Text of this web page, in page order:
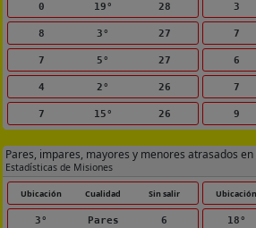
0 19° 28
8 3° 27
7 5° 27
4 2° 26
7 15° 26
3
7
6
7
9
Pares, impares, mayores y menores atrasados
Estadísticas de Misiones
Ubicación Cualidad Sin salir
3° Pares 6
Ubicación
18°